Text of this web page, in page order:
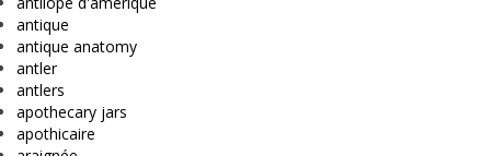
antique
antique anatomy
antler
antlers
apothecary jars
apothicaire